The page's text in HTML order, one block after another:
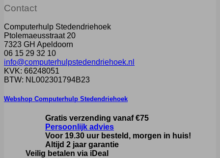
Contact
Computerhulp Stedendriehoek
Ptolemaeusstraat 20
7323 GH Apeldoorn
06 15 29 32 10
info@computerhulpstedendriehoek.nl
KVK: 66248051
BTW: NL002301794B23
Webshop Computerhulp Stedendriehoek
Gratis verzending vanaf €75
Persoonlijk advies
Voor 19.30 uur besteld, morgen in huis!
Altijd 2 jaar garantie
Veilig betalen via iDeal